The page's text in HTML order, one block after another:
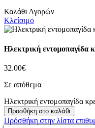
Καλάθι Αγορών
Κλείσιμο
Ηλεκτρική εντομοπαγίδα
32.00€
Σε απόθεμα
Ηλεκτρική εντομοπαγίδα
Προσθήκη στο καλάθι
Πρόσθήκη στην λίστα